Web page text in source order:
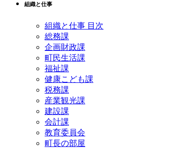
組織と仕事
組織と仕事 目次
総務課
企画財政課
町民生活課
福祉課
健康こども課
税務課
産業観光課
建設課
会計課
教育委員会
町長の部屋